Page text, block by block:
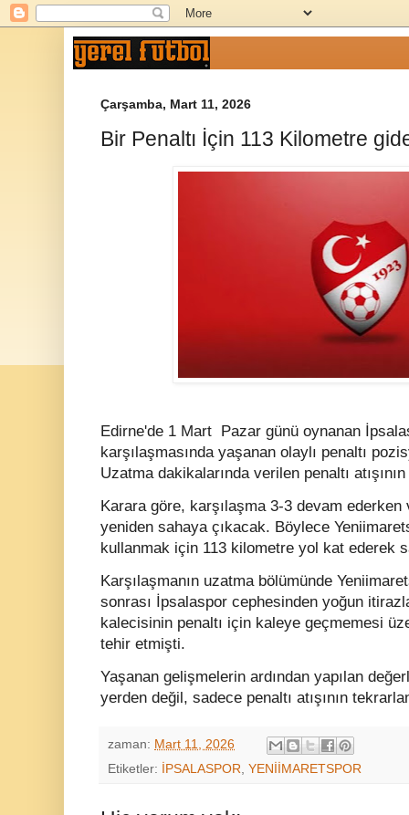
Çarşamba, Mart 11, 2026
Bir Penaltı İçin 113 Kilometre
Edirne'de 1 Mart Pazar günü oynanan
karşılaşmasında yaşanan olaylı penaltı
Uzatma dakikalarında verilen penaltı
Karara göre, karşılaşma 3-3 devam ederken
yeniden sahaya çıkacak. Böylece
kullanmak için 113 kilometre yol kat ederek
Karşılaşmanın uzatma bölümünde
sonrası İpsalaspor cephesinden yoğun
kalecisinin penaltı için kaleye geçmemesi
tehir etmişti.
Yaşanan gelişmelerin ardından yapılan
yerden değil, sadece penaltı atışının
zaman: Mart 11, 2026
Etiketler:
İPSALASPOR YENİİMARETSPOR